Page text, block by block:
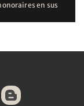
en sus